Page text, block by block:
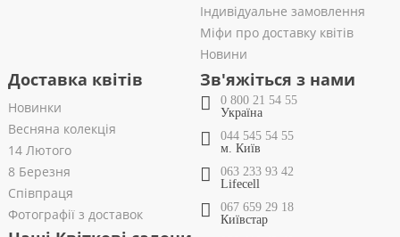
Індивідуальне замовлення
Міфи про доставку квітів
Новини
Доставка квітів
Новинки
Весняна колекція
14 Лютого
8 Березня
Співпраця
Фотографії з доставок
Зв'яжіться з нами
0 800 21 54 55
Україна
044 545 54 55
м. Київ
063 233 93 42
Lifecell
067 659 29 18
Київстар